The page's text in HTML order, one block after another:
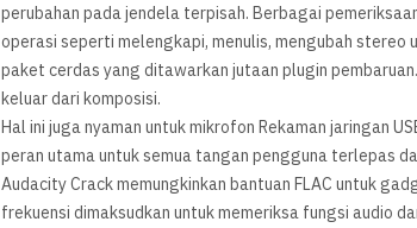
perubahan pada jendela terpisah. Berbagai
operasi seperti melengkapi, menulis, mengubah
paket cerdas yang ditawarkan jutaan plugin
keluar dari komposisi.
Hal ini juga nyaman untuk mikrofon Rekaman jaringan
peran utama untuk semua tangan pengguna terlepas
Audacity Crack memungkinkan bantuan FLAC untuk
frekuensi dimaksudkan untuk memeriksa fungsi audio